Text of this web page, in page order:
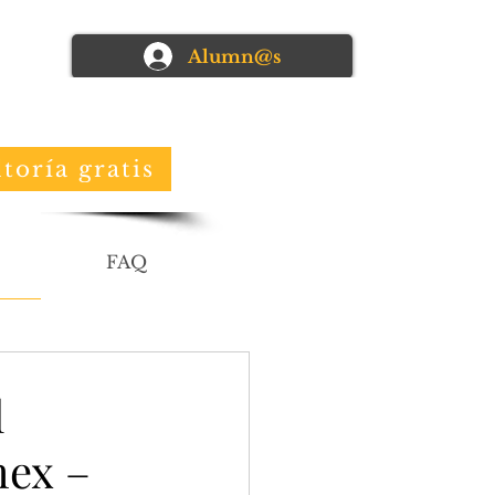
Alumn@s
gratis
FAQ
–